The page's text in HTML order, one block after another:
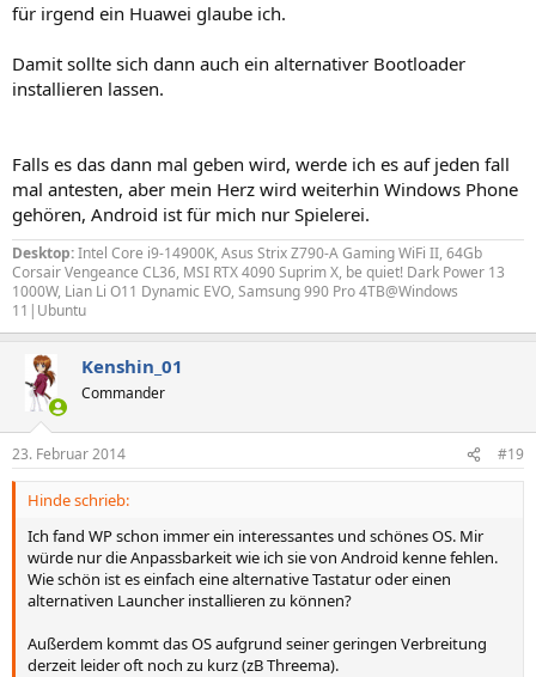
für irgend ein Huawei glaube ich.
Damit sollte sich dann auch ein alternativer Bootloader
installieren lassen.
Falls es das dann mal geben wird, werde ich es auf jeden fall
mal antesten, aber mein Herz wird weiterhin Windows Phone
gehören, Android ist für mich nur Spielerei.
Desktop:Intel Core i9-14900K, Asus Strix Z790-A Gaming WiFi II, 64Gb
Corsair Vengeance CL36, MSI RTX 4090 Suprim X, be quiet! Dark Power 13
1000W, Lian Li O11 Dynamic EVO, Samsung 990 Pro 4TB@Windows
11|Ubuntu
Kenshin_01
Commander
23. Februar 2014 #19
Hinde schrieb:
Ich fand WP schon immer ein interessantes und schönes OS. Mir
würde nur die Anpassbarkeit wie ich sie von Android kenne fehlen.
Wie schön ist es einfach eine alternative Tastatur oder einen
alternativen Launcher installieren zu können?
Außerdem kommt das OS aufgrund seiner geringen Verbreitung
derzeit leider oft noch zu kurz (zB Threema).